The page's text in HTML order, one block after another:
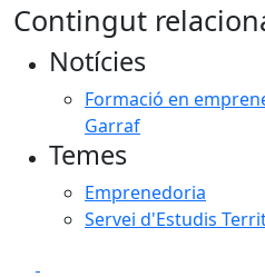
Contingut
Notícies
Formació en
Garraf
Temes
Emprenedoria
Servei d'Estudis